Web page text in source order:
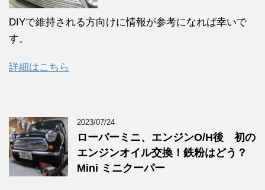
DIYで維持される方向けに情報が参考になれば幸いで
す。
詳細はこちら
2023/07/24
ローバーミニ、エンジンO/H後 初の
エンジンオイル交換！鉄粉はどう？
Mini ミニクーパー